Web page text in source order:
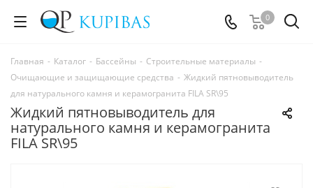
0
Главная - Каталог - Бассейны - Строительные материалы -
Очищающие и защищающие средства - Жидкий пятновыводитель
для натурального камня и керамогранита FILA SR\95
Жидкий пятновыводитель для
натурального камня и керамогранита
FILA SR\95